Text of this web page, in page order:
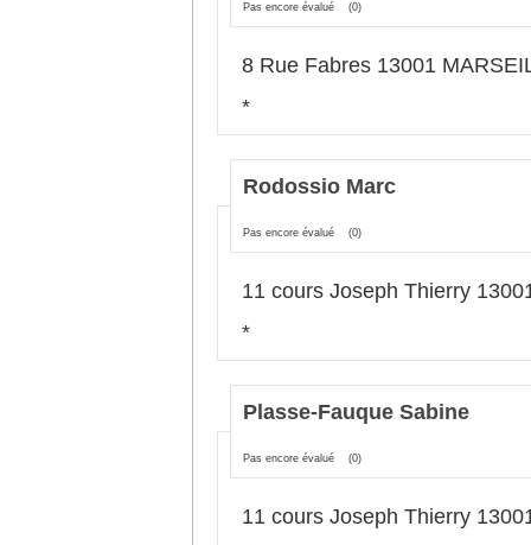
Pas encore évalué (0)
8 Rue Fabres 13001
*
Rodossio Marc
Pas encore évalué (0)
11 cours Joseph Thierry
*
Plasse-Fauque Sabine
Pas encore évalué (0)
11 cours Joseph Thierry